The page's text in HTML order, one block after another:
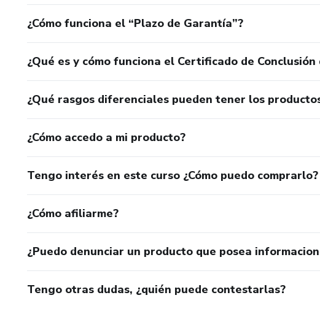
Personas que desean iniciarse en el
Una oportunidad en un mercado en
¿Cómo funciona el “Plazo de Garantía”?
¿Qué es y cómo funciona el Certificado de
¿Qué rasgos diferenciales pueden tener los
¿Cómo accedo a mi producto?
Tengo interés en este curso ¿Cómo puedo comprarlo?
¿Cómo afiliarme?
¿Puedo denunciar un producto que posea
Tengo otras dudas, ¿quién puede contestarlas?